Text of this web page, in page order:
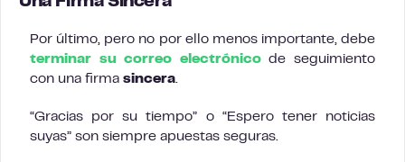
Por último, pero no por ello menos importante, debe
terminar su correo electrónicode seguimiento
con una firma sincera.
“Gracias por su tiempo” o “Espero tener noticias
suyas” son siempre apuestas seguras.